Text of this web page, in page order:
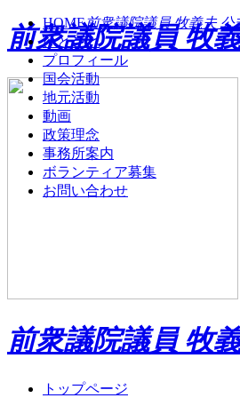
前衆議院議員 牧
前衆議院議員 牧
トップページ
HOME前衆議院議員 牧義夫
ひとこと
プロフィール
国会活動
地元活動
動画
政策理念
事務所案内
ボランティア募集
お問い合わせ